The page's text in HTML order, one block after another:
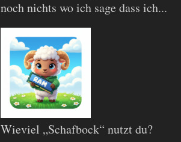
noch nichts wo ich sage dass ich...
Wieviel „Schafbock“ nutzt du?